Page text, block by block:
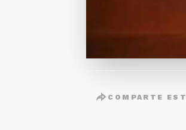
COMPARTE